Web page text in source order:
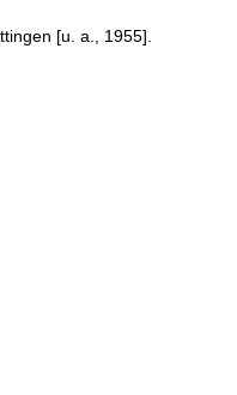
[u. a., 1955].